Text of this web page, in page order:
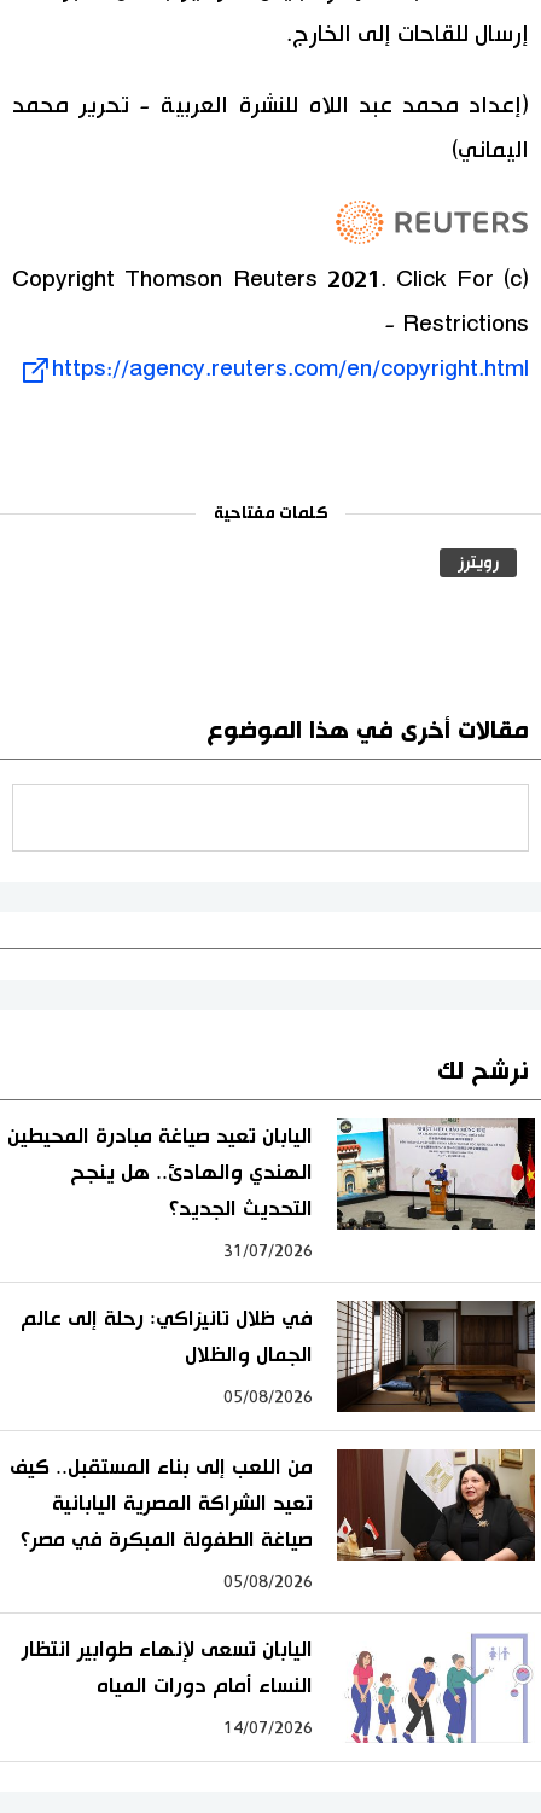
إرسال للقاحات إلى الخارج.
(إعداد محمد عبد اللاه للنشرة العربية - تحرير محمد
اليماني)
(c) Copyright Thomson Reuters 2021. Click For
Restrictions -
https://agency.reuters.com/en/copyright.html
كلمات مفتاحية
رويترز
مقالات أخرى في هذا الموضوع
نرشح لك
اليابان تعيد صياغة مبادرة المحيطين
الهندي والهادئ.. هل ينجح
التحديث الجديد؟
31/07/2026
في ظلال تانيزاكي: رحلة إلى عالم
الجمال والظلال
05/08/2026
من اللعب إلى بناء المستقبل.. كيف
تعيد الشراكة المصرية اليابانية
صياغة الطفولة المبكرة في مصر؟
05/08/2026
اليابان تسعى لإنهاء طوابير انتظار
النساء أمام دورات المياه
14/07/2026